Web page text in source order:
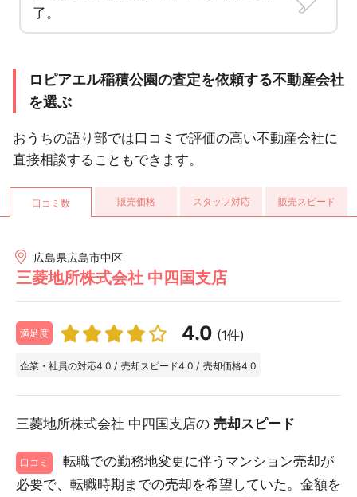
了。
ロピアエル稲積公園の査定を依頼する不動産会社
を選ぶ
おうちの語り部では口コミで評価の高い不動産会社に
直接相談することもできます。
口コミ数 販売価格 スタッフ対応 販売スピード
広島県広島市中区
三菱地所株式会社 中四国支店
満足度 4.0 (1件)
企業・社員の対応4.0 / 売却スピード4.0 / 売却価格4.0
三菱地所株式会社 中四国支店の 売却スピード
口コミ
転職での勤務地変更に伴うマンション売却が
必要で、転職時期までの売却を希望していた。金額を